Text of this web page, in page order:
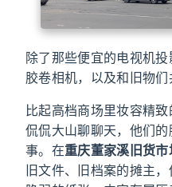
除了那些便宜的电视机
胶卷相机，以及和旧物们
比起高档商场里妆容精
侃侃大山聊聊天，他们
事。在重庆董家溪旧货市
旧文件、旧档案的摊主